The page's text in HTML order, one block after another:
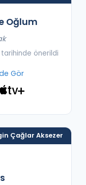
Oğlum
önerildi
Gör
Çağlar Aksezer